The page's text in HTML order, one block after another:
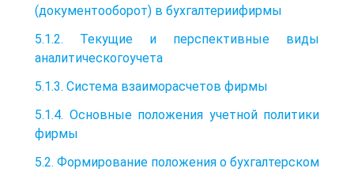
(документооборот) в бухгалтериифирмы
5.1.2. Текущие и перспективные виды
аналитическогоучета
5.1.3. Система взаиморасчетов фирмы
5.1.4. Основные положения учетной политики
фирмы
5.2. Формирование положения о бухгалтерском